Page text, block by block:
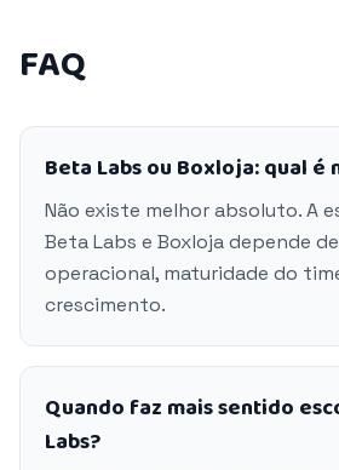
FAQ
Beta Labs ou Boxloja: qual é
Não existe melhor absoluto. A
Beta Labs e Boxloja depende
operacional, maturidade do
crescimento.
Quando faz mais sentido
Labs?